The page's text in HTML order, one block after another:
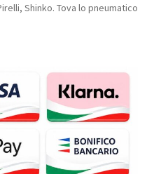
Shinko. Tova lo pneumatico